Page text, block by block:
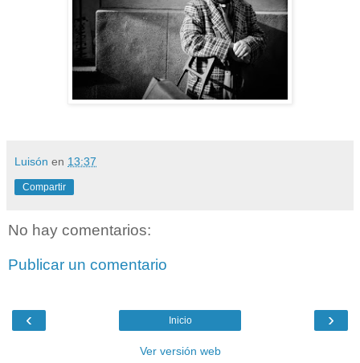
Luisón en 13:37
Compartir
No hay comentarios:
Publicar un comentario
‹ ›
Inicio
Ver versión web